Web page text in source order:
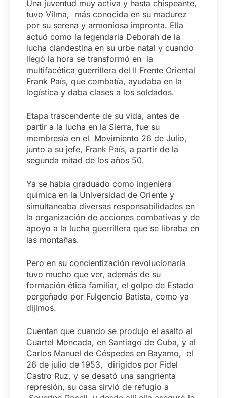
Una juventud muy activa y hasta chispeante,
tuvo Vilma, más conocida en su madurez
por su serena y armoniosa impronta. Ella
actuó como la legendaria Deborah de la
lucha clandestina en su urbe natal y cuando
llegó la hora se transformó en la
multifacética guerrillera del II Frente Oriental
Frank País, que combatía, ayudaba en la
logística y daba clases a los soldados.
Etapa trascendente de su vida, antes de
partir a la lucha en la Sierra, fue su
membresía en el Movimiento 26 de Julio,
junto a su jefe, Frank País, a partir de la
segunda mitad de los años 50.
Ya se había graduado como ingeniera
química en la Universidad de Oriente y
simultaneaba diversas responsabilidades en
la organización de acciones combativas y de
apoyo a la lucha guerrillera que se libraba en
las montañas.
Pero en su concientización revolucionaria
tuvo mucho que ver, además de su
formación ética familiar, el golpe de Estado
pergeñado por Fulgencio Batista, como ya
dijimos.
Cuentan que cuando se produjo el asalto al
Cuartel Moncada, en Santiago de Cuba, y al
Carlos Manuel de Céspedes en Bayamo, el
26 de julio de 1953, dirigidos por Fidel
Castro Ruz, y se desató una sangrienta
represión, su casa sirvió de refugio a